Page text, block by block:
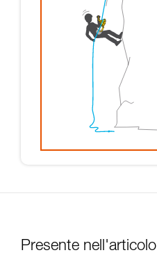
Presente nell'articolo